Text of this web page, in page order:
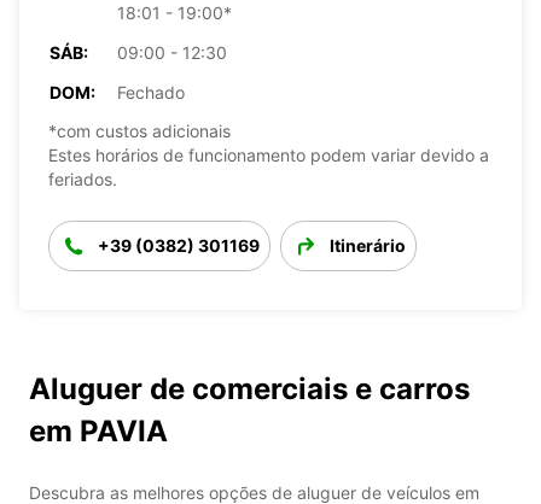
18:01 - 19:00*
SÁB:
09:00 - 12:30
DOM:
Fechado
*com custos adicionais
Estes horários de funcionamento podem variar devido a
feriados.
+39 (0382) 301169 Itinerário
Aluguer de comerciais e carros
em PAVIA
Descubra as melhores opções de aluguer de veículos em